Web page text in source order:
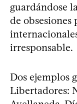
guardándose
de obsesiones
irresponsable.
Dos ejemplos
Libertadores: